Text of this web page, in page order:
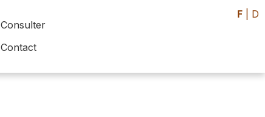
Consulter
Contact
F D